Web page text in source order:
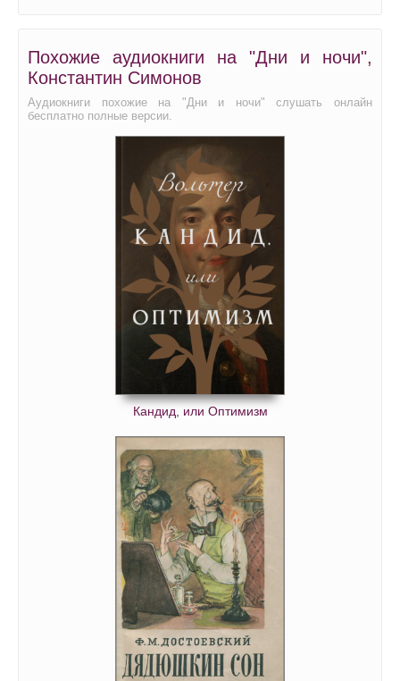
Похожие аудиокниги на "Дни и ночи",
Константин Симонов
Аудиокниги похожие на "Дни и ночи" слушать онлайн
бесплатно полные версии.
Кандид, или Оптимизм